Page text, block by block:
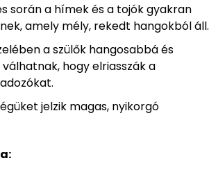
során a hímek és a tojók gyakran
amely mély, rekedt hangokból áll.
a szülők hangosabbá és
hogy elriasszák a
jelzik magas, nyikorgó